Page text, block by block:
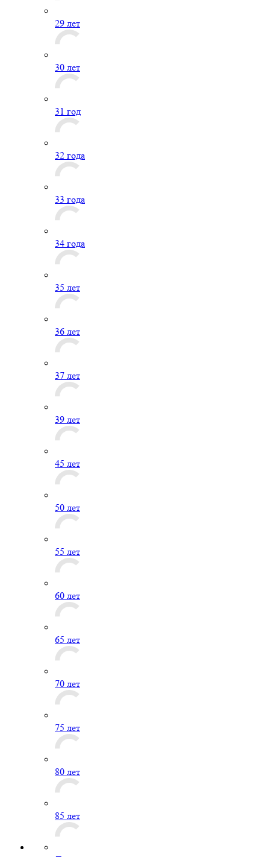
29 лет
30 лет
31 год
32 года
33 года
34 года
35 лет
36 лет
37 лет
39 лет
45 лет
50 лет
55 лет
60 лет
65 лет
70 лет
75 лет
80 лет
85 лет